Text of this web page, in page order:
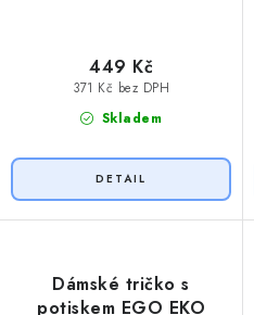
Skladem
371 Kč bez DPH
449 Kč
Dámské tričko s
potiskem EGO EKO